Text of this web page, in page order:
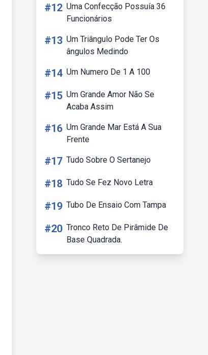
#12 Uma Confecção Possuía 36
Funcionários
#13 Um Triângulo Pode Ter Os
ângulos Medindo
#14 Um Numero De 1 A 100
#15 Um Grande Amor Não Se
Acaba Assim
#16 Um Grande Mar Está A Sua
Frente
#17 Tudo Sobre O Sertanejo
#18 Tudo Se Fez Novo Letra
#19 Tubo De Ensaio Com Tampa
#20 Tronco Reto De Pirâmide De
Base Quadrada.